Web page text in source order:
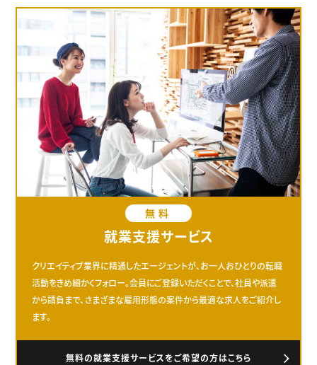
無料
就業支援サービス
クリエイティブ業界に精通したエージェントが、お一人おひとりの転職
活動をきめ細かくフォロー。会員にご登録いただくことで、社員や派遣
から請負まで、さまざまな雇用形態の案件から最適な求人をご紹介し
ます。
無料の就業支援サービスをご希望の方はこちら